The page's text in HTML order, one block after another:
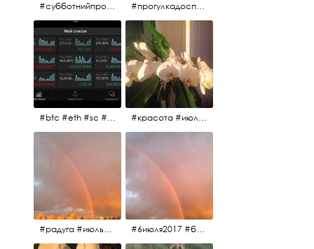
#субботнийпроменад #набережнаяканалагрибоедова #санктпетербург #прогулкадоспасаиобратно #санктпетербург #15july2017 #субботнийпитерскийдень #субботнийпроменад #послеобеда
#btc #eth #sc #xrp #etc #maid #sys #naut #strat #pasc #dash #xmr #nxt #usdt #ltc#lsk #zec #str #rep #coin #markets #bitcoin #красота #июльскоеутро
#радуга #июльскоеутро #радугавовсёнебо #6июля2017 #6июля2017 #белыеночи #питерскоеутро #джулаймонинг #июльскоеутро #радугавовсёнебо #радуга #дождик